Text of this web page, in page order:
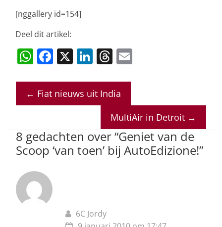
[nggallery id=154]
Deel dit artikel:
W
at
s
p
p
F
c
e
o
o
X Li
k
e
n
T
re
a
d
s
l
← Fiat nieuws uit India
MultiAir in Detroit →
8 gedachten over “Geniet van de
Scoop ‘van toen’ bij AutoEdizione!”
6C Jordy